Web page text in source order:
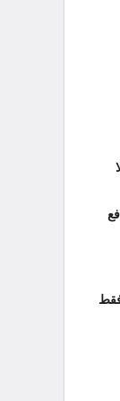
100 قرض فقط